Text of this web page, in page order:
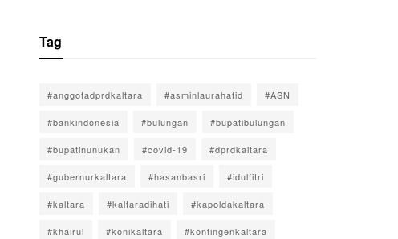
Tag
#anggotadprdkaltara #asminlaurahafid #ASN
#bankindonesia #bulungan #bupatibulungan
#bupatinunukan #covid-19 #dprdkaltara
#gubernurkaltara #hasanbasri #idulfitri
#kaltara #kaltaradihati #kapoldakaltara
#khairul #konikaltara #kontingenkaltara